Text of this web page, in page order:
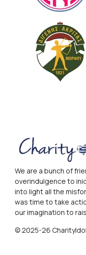
We are a bunch of
overindulgence to
into light all the
was time to take
our imagination to
© 2025-26